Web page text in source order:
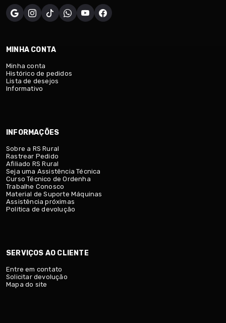
MINHA CONTA
Minha conta
Histórico de pedidos
Lista de desejos
Informativo
INFORMAÇÕES
Sobre a RS Rural
Rastrear Pedido
Afiliado RS Rural
Seja uma Assistência Técnica
Curso Técnico de Ordenha
Trabalhe Conosco
Material de Suporte Máquinas
Assistência próximas
Politica de devolução
SERVIÇOS AO CLIENTE
Entre em contato
Solicitar devolução
Mapa do site